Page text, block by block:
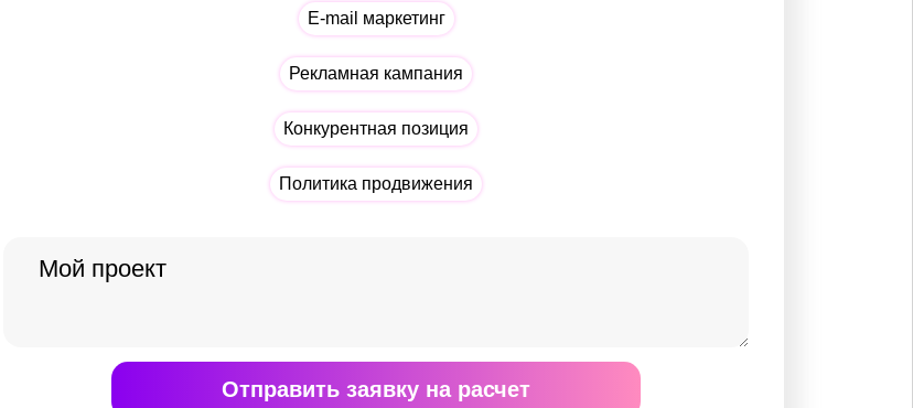
E-mail маркетинг
Рекламная кампания
Конкурентная позиция
Политика продвижения
Отправить заявку на расчет